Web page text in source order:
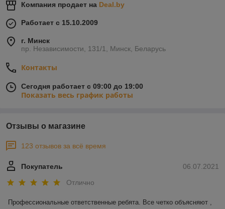
Компания продает на Deal.by
Работает с 15.10.2009
г. Минск
пр. Независимости, 131/1, Минск, Беларусь
Контакты
Сегодня работает с 09:00 до 19:00
Показать весь график работы
Отзывы о магазине
123 отзывов за всё время
06.07.2021
Покупатель
Отлично
Профессиональные ответственные ребята. Все четко объясняют ,